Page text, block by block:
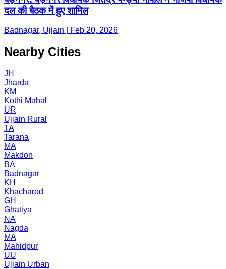
दल की बैठक में हुए शामिल
Badnagar, Ujjain | Feb 20, 2026
Nearby Cities
JH
Jharda
KM
Kothi Mahal
UR
Ujjain Rural
TA
Tarana
MA
Makdon
BA
Badnagar
KH
Khacharod
GH
Ghatiya
NA
Nagda
MA
Mahidpur
UU
Ujjain Urban